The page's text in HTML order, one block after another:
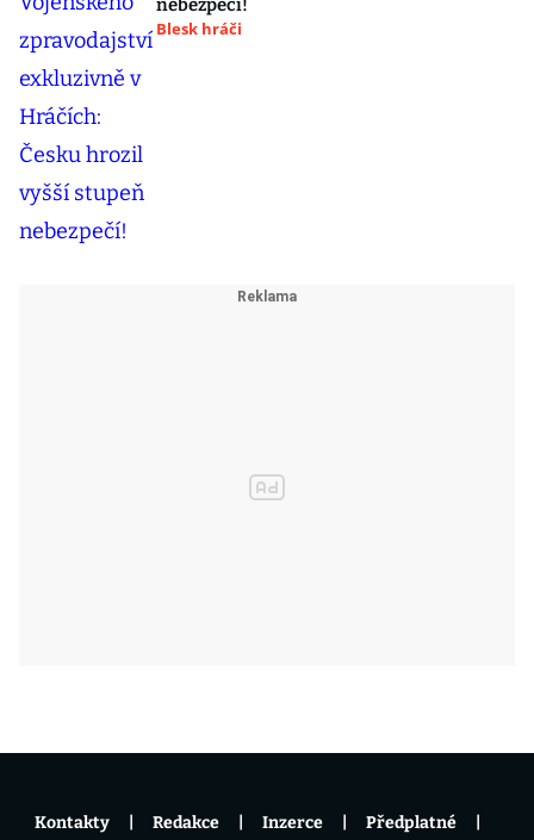
nebezpečí!
Blesk hráči
Kontakty Redakce Inzerce Předplatné